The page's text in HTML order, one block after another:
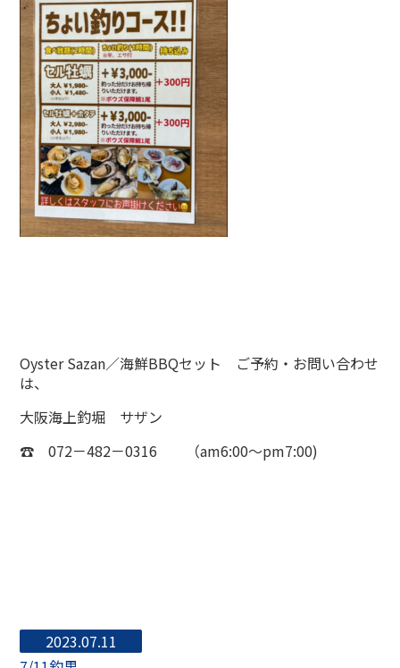
Oyster Sazan／海鮮BBQセット ご予約・お問い合わせ
は、
大阪海上釣堀 サザン
☎ 072－482－0316 （am6:00～pm7:00)
2023.07.11